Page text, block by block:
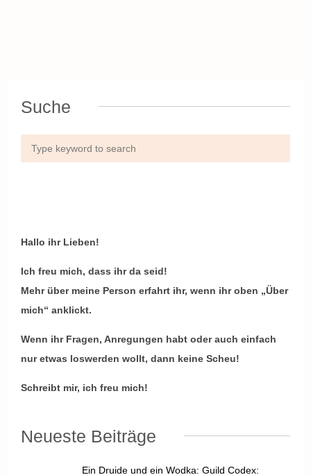
Suche
Hallo ihr Lieben!
Ich freu mich, dass ihr da seid!
Mehr über meine Person erfahrt ihr, wenn ihr oben „Über
mich“ anklickt.
Wenn ihr Fragen, Anregungen habt oder auch einfach
nur etwas loswerden wollt, dann keine Scheu!
Schreibt mir, ich freu mich!
Neueste Beiträge
Ein Druide und ein Wodka: Guild Codex: